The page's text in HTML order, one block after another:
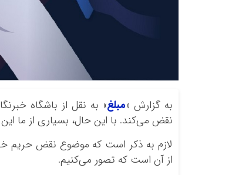
به گزارش «مبلغ» به نقل از باشگاه
نقض می‌کند. با این حال، بسیاری از ما
لازم به ذکر است که موضوع نقض حریم
از آن است که تصور می‌کنیم.